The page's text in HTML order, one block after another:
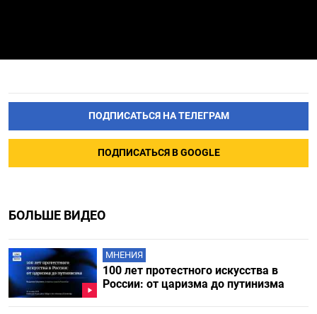
ПОДПИСАТЬСЯ НА ТЕЛЕГРАМ
ПОДПИСАТЬСЯ В GOOGLE
БОЛЬШЕ ВИДЕО
МНЕНИЯ
100 лет протестного искусства в
России: от царизма до путинизма